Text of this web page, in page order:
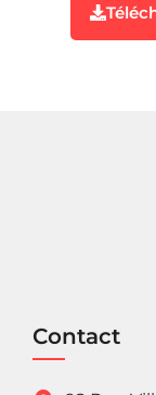
Contact